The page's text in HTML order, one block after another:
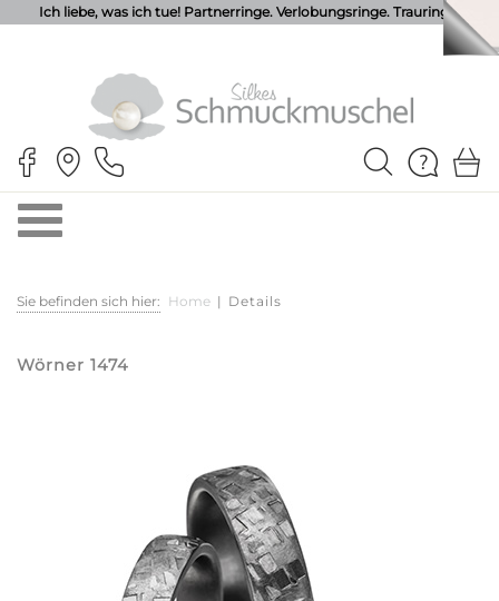
Ich liebe, was ich tue! Partnerringe. Verlobungsringe. Trauringe.
Sie befinden sich hier: Home | Details
Wörner 1474